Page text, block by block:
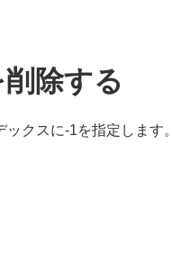
除する
クスに-1を指定します。